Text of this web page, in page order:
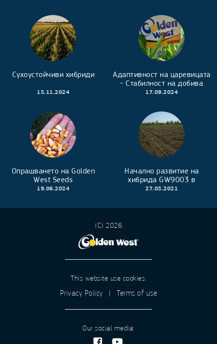
Сухоустойчиви хибриди
15.11.2024
Адаптивност на царевицата
- Стабилност на добива
17.09.2024
Опрашването на Golden
West Seeds
19.06.2024
Начално развитие на
хибрида GW9003 в
Североизточна България
27.05.2021
(C) 2026
This website use cookies.
Privacy Policy
Terms of use
Our social media: